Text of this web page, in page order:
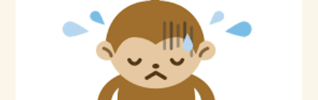
ELECT生の部屋